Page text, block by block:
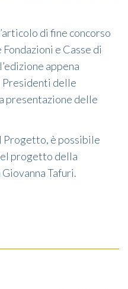
di fine concorso
e Casse di
appena
Presidenti delle
presentazione delle
Progetto, è possibile
progetto della
Tafuri.